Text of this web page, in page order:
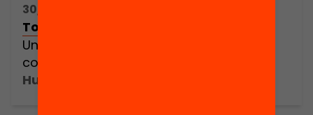
30/09/2025 16:30h - 19:30h
Tot comença per llegir
Una agenda compartida per millorar la
comprensió lectora
Hub Social Barcelona